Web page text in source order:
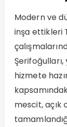
Modern ve
inşa ettikleri
hizmete
mescit, açık